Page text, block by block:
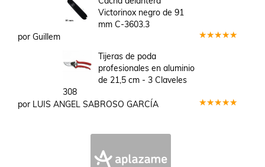
Victorinox negro de 91
mm C-3603.3
por Guillem
Tijeras de poda
profesionales en aluminio
de 21,5 cm - 3 Claveles
308
por LUIS ANGEL SABROSO GARCÍA